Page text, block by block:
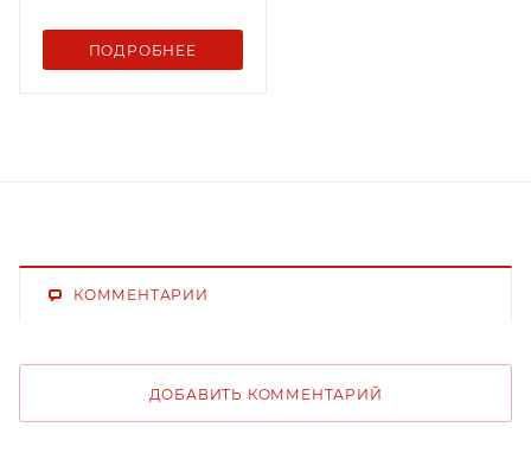
ПОДРОБНЕЕ
КОММЕНТАРИИ
ДОБАВИТЬ КОММЕНТАРИЙ